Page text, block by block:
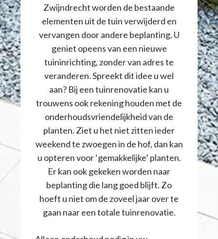
Zwijndrecht worden de bestaande
elementen uit de tuin verwijderd en
vervangen door andere beplanting. U
geniet opeens van een nieuwe
tuininrichting, zonder van adres te
veranderen. Spreekt dit idee u wel
aan? Bij een tuinrenovatie kan u
trouwens ook rekening houden met de
onderhoudsvriendelijkheid van de
planten. Ziet u het niet zitten ieder
weekend te zwoegen in de hof, dan kan
u opteren voor ‘gemakkelijke’ planten.
Er kan ook gekeken worden naar
beplanting die lang goed blijft. Zo
hoeft u niet om de zoveel jaar over te
gaan naar een totale tuinrenovatie.